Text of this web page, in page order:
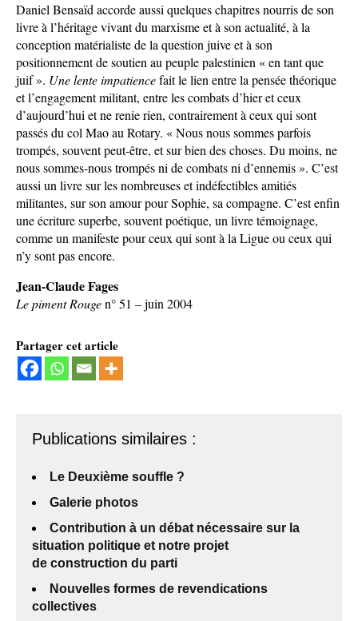
Daniel Bensaïd accorde aussi quelques chapitres nourris de son
livre à l’héritage vivant du marxisme et à son actualité, à la
conception matérialiste de la question juive et à son
positionnement de soutien au peuple palestinien « en tant que
juif ». Une lente impatiencefait le lien entre la pensée théorique
et l’engagement militant, entre les combats d’hier et ceux
d’aujourd’hui et ne renie rien, contrairement à ceux qui sont
passés du col Mao au Rotary. « Nous nous sommes parfois
trompés, souvent peut-être, et sur bien des choses. Du moins, ne
nous sommes-nous trompés ni de combats ni d’ennemis ». C’est
aussi un livre sur les nombreuses et indéfectibles amitiés
militantes, sur son amour pour Sophie, sa compagne. C’est enfin
une écriture superbe, souvent poétique, un livre témoignage,
comme un manifeste pour ceux qui sont à la Ligue ou ceux qui
n’y sont pas encore.
Jean-Claude Fages
Le piment Rougen° 51 – juin 2004
Partager cet article
Publications similaires :
Le Deuxième souffle ?
Galerie photos
Contribution à un débat nécessaire sur la
situation politique et notre projet
de construction du parti
Nouvelles formes de revendications
collectives